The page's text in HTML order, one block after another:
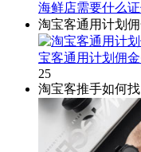
海鲜店需要什么
淘宝客通用计划
宝客通用计划佣
25
淘宝客推手如何